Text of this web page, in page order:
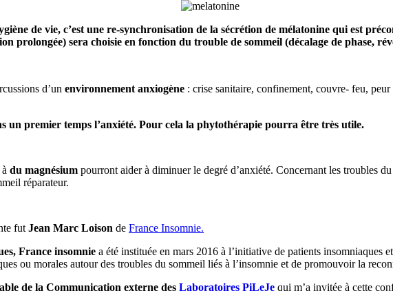
de vie, c’est une re-synchronisation de la sécrétion de mélatonine qui est
prolongée) sera choisie en fonction du trouble de sommeil (décalage de phase,
d’un environnement anxiogène : crise sanitaire, confinement, couvre- feu,
un premier temps l’anxiété. Pour cela la phytothérapie pourra être très utile.
du magnésium pourront aider à diminuer le degré d’anxiété. Concernant les troubles
réparateur.
fut Jean Marc Loison de France Insomnie.
France insomnie a été instituée en mars 2016 à l’initiative de patients insomniaques
ou morales autour des troubles du sommeil liés à l’insomnie et de promouvoir la
de la Communication externe des Laboratoires PiLeJe qui m’a invitée à cette